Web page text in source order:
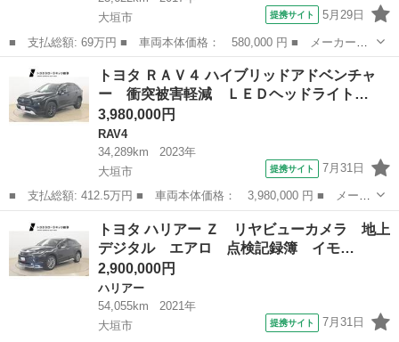
大垣市
提携サイト 5月29日
■ 支払総額: 69万円 ■ 車両本体価格： 580,000 円 ■ メーカー
名： トヨタ ■ 車種名： ピクシストラック ■ グレード名： ス
タンダード エアコン・パワステレス 禁煙車・純正バイザー・社外
１２ＡＷ・ヘッド...
岐阜 その他
トヨタ ＲＡＶ４ ハイブリッドアドベンチャ
ー 衝突被害軽減 ＬＥＤヘッドライト…
3,980,000円
RAV4
34,289km
2023年
大垣市
提携サイト 7月31日
■ 支払総額: 412.5万円 ■ 車両本体価格： 3,980,000 円 ■ メーカ
ー名： トヨタ ■ 車種名： ＲＡＶ４ ■ グレード名： ハイブリ
ッドアドベンチャー 衝突被害軽減 ＬＥＤヘッドライト 横滑り防
止 アル...
岐阜 RAV4
トヨタ ハリアー Ｚ リヤビューカメラ 地上
デジタル エアロ 点検記録簿 イモ…
2,900,000円
ハリアー
54,055km
2021年
大垣市
提携サイト 7月31日